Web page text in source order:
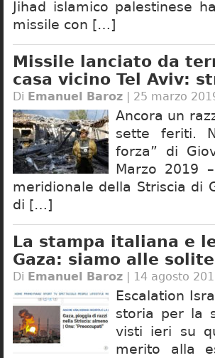
Jihad islamico palestinese
missile con […]
Missile lanciato da
casa vicino Tel Aviv:
Di Emanuel Baroz | 25 marzo
Ancora un
sette feriti.
forza” di
Marzo 2019
meridionale della Striscia di
di […]
La stampa italiana e
Gaza: siamo alle
Di Emanuel Baroz | 14 agosto
Escalation
storia per la
visti ieri su
merito alla